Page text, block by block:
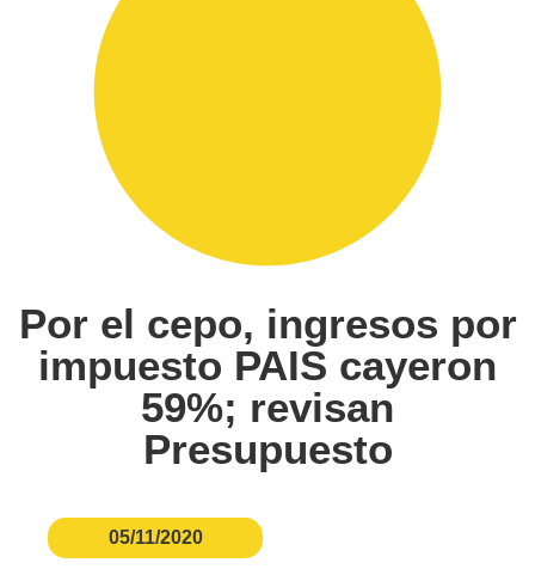
Por el cepo, ingresos por
impuesto PAIS cayeron
59%; revisan
Presupuesto
05/11/2020